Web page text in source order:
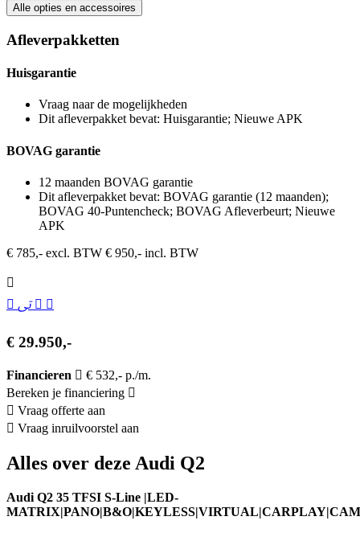
Alle opties en accessoires
Afleverpakketten
Huisgarantie
Vraag naar de mogelijkheden
Dit afleverpakket bevat: Huisgarantie; Nieuwe APK
BOVAG garantie
12 maanden BOVAG garantie
Dit afleverpakket bevat: BOVAG garantie (12 maanden);
BOVAG 40-Puntencheck; BOVAG Afleverbeurt; Nieuwe
APK
€ 785,- excl. BTW € 950,- incl. BTW
€ 29.950,-
Financieren
€ 532,- p./m.
Bereken je financiering
Vraag offerte aan
Vraag inruilvoorstel aan
Alles over deze Audi Q2
Audi Q2 35 TFSI S-Line |LED-